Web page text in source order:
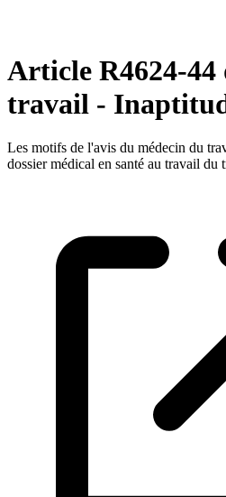
Article R4624-44
travail -
Les motifs de l'avis du médecin du
dossier médical en santé au travail du